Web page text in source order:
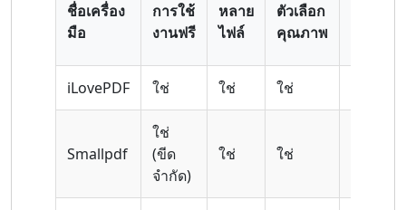
ชื่อเครื่อง
มือ
การใช้
งานฟรี
หลาย
ไฟล์
ตัวเลือก
คุณภาพ
iLovePDF ใช่ ใช่ ใช่
Smallpdf
ใช่
(ขีด
จำกัด)
ใช่ ใช่